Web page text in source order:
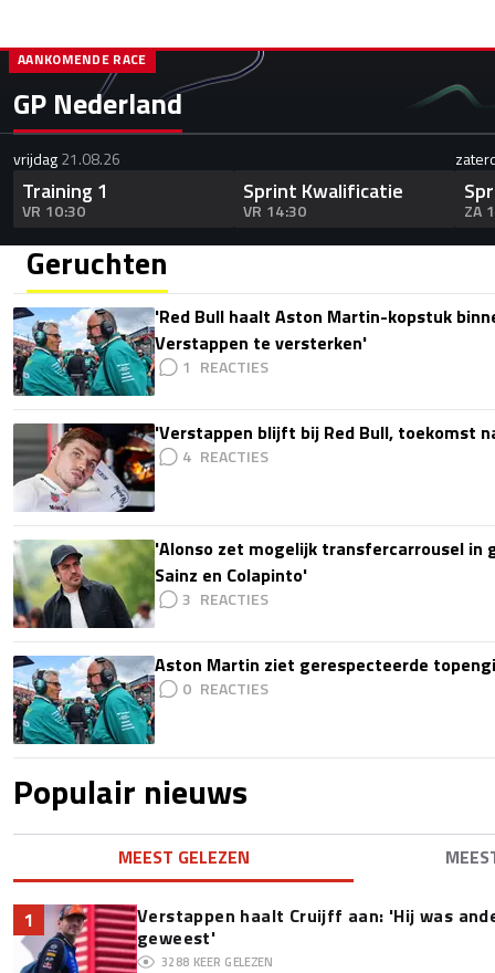
GP Nederland
AANKOMENDE RACE
vrijdag21.08.26
Training 1
VR 10:30
Sprint Kwalificatie
VR 14:30 ZA
Geruchten
'Red Bull haalt Aston Martin-kopstuk
Verstappen te versterken'
1
'Verstappen blijft bij Red Bull, toekomst
4
'Alonso zet mogelijk transfercarrousel in
Sainz en Colapinto'
3
Aston Martin ziet gerespecteerde
0
Populair nieuws
MEEST GELEZEN
1
Verstappen haalt Cruijff aan: 'Hij was
geweest'
3288 KEER GELEZEN